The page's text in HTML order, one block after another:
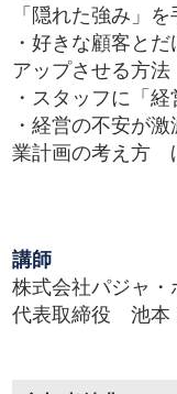
「隠れた強み」
・好きな顧客と
アップさせる方法
・スタッフに「
・経営の不安が
業計画の考え方
講師
株式会社パジャ・
代表取締役 池本